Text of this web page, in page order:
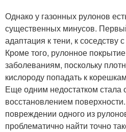
Однако у газонных рулонов
существенных минусов.
адаптация к тени, к
Кроме того, рулонное
заболеваниям, поскольку
кислороду попадать к
Еще одним недостатком стала
восстановлением
повреждении одного из
проблематично найти точно